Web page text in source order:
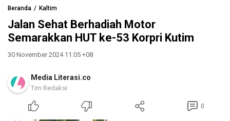
Beranda Kaltim
Jalan Sehat Berhadiah Motor
Semarakkan HUT ke-53 Korpri Kutim
30 November 2024 11:05 +08
Media Literasi.co
Tim Redaksi
0